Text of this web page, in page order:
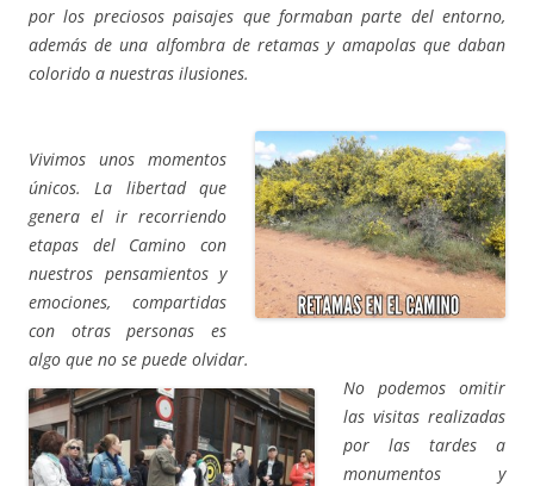
por los preciosos paisajes que formaban parte del entorno,
además de una alfombra de retamas y amapolas que daban
colorido a nuestras ilusiones.
Vivimos unos momentos
únicos. La libertad que
genera el ir recorriendo
etapas del Camino con
nuestros pensamientos y
emociones, compartidas
con otras personas es
algo que no se puede olvidar.
No podemos omitir
las visitas realizadas
por las tardes a
monumentos y